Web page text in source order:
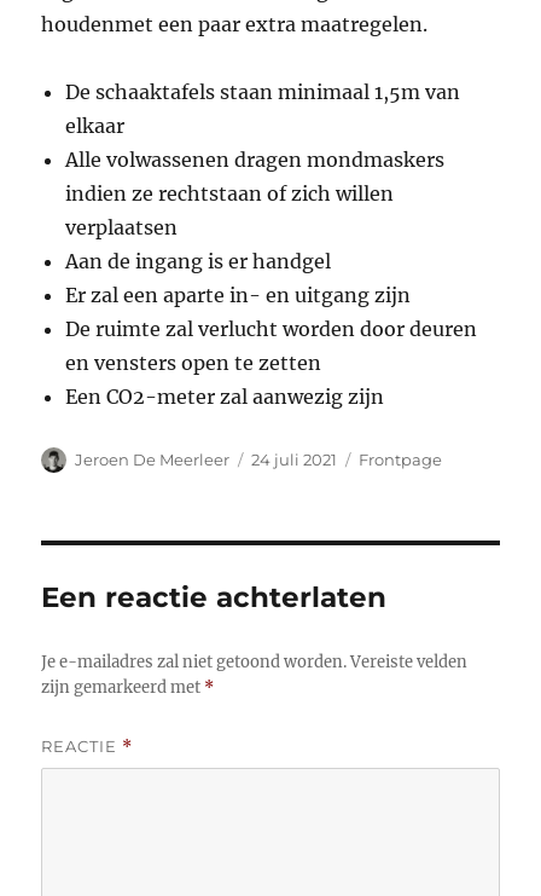
houdenmet een paar extra maatregelen.
De schaaktafels staan minimaal 1,5m van
elkaar
Alle volwassenen dragen mondmaskers
indien ze rechtstaan of zich willen
verplaatsen
Aan de ingang is er handgel
Er zal een aparte in- en uitgang zijn
De ruimte zal verlucht worden door deuren
en vensters open te zetten
Een CO2-meter zal aanwezig zijn
Auteur
Jeroen De Meerleer
Gepubliceerd
24 juli 2021 Categorieën
Frontpage
Een reactie achterlaten
Je e-mailadres zal niet getoond worden. Vereiste velden
zijn gemarkeerd met *
REACTIE *